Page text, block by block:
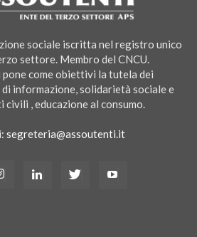
sociale iscritta nel registro unico
settore. Membro del CNCU.
pone come obiettivi la tutela dei
informazione, solidarietà sociale e
, educazione al consumo.
segreteria@assoutenti.it